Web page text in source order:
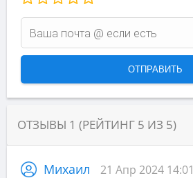
ОТЗЫВЫ 1 (РЕЙТИНГ 5 ИЗ 5)
Михаил 21 Апр 2024 14:01